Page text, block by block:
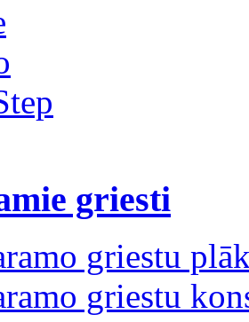
griesti
griestu
griestu